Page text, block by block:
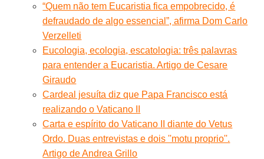
“Quem não tem Eucaristia fica empobrecido, é
defraudado de algo essencial”, afirma Dom Carlo
Verzelleti
Eucologia, ecologia, escatologia: três palavras
para entender a Eucaristia. Artigo de Cesare
Giraudo
Cardeal jesuíta diz que Papa Francisco está
realizando o Vaticano II
Carta e espírito do Vaticano II diante do Vetus
Ordo. Duas entrevistas e dois ''motu proprio''.
Artigo de Andrea Grillo